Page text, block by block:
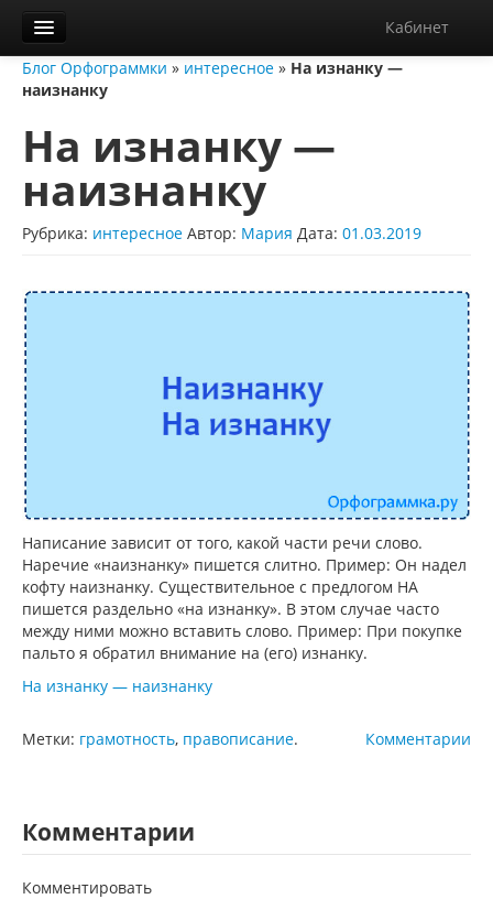
Кабинет
Орфограммка
Блог
О нас
Контакты
Справка
Блог Орфограммки » интересное » На изнанку —
наизнанку
На изнанку —
наизнанку
Рубрика: интересное Автор: Мария Дата: 01.03.2019
Написание зависит от того, какой части речи слово.
Наречие «наизнанку» пишется слитно. Пример: Он надел
кофту наизнанку. Существительное с предлогом НА
пишется раздельно «на изнанку». В этом случае часто
между ними можно вставить слово. Пример: При покупке
пальто я обратил внимание на (его) изнанку.
На изнанку — наизнанку
Комментарии
Метки: грамотность, правописание.
Комментарии
Комментировать